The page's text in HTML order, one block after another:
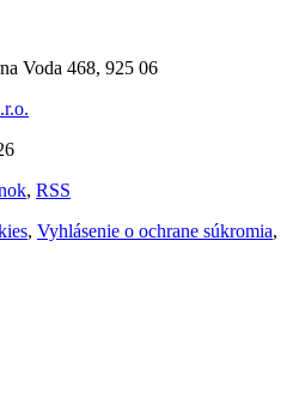
Voda 468, 925 06
, RSS
, Vyhlásenie o ochrane súkromia,